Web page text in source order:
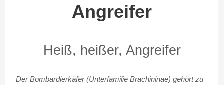
Angreifer
Heiß, heißer, Angreifer
Der Bombardierkäfer (Unterfamilie Brachininae) gehört zu